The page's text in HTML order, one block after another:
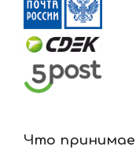
Что